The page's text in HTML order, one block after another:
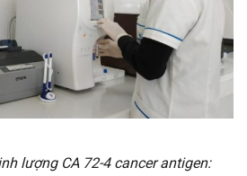
lượng CA 72-4 cancer antigen: